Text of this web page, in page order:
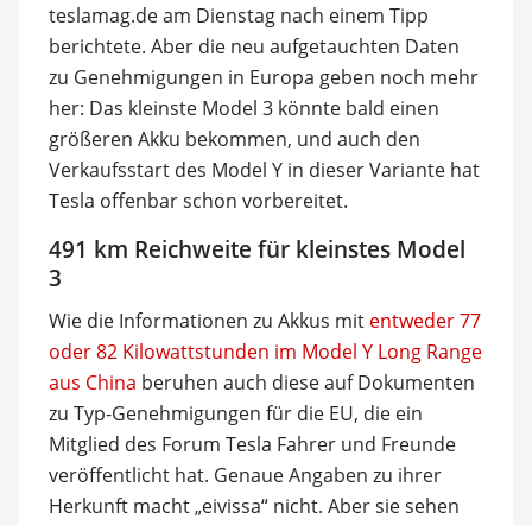
teslamag.de am Dienstag nach einem Tipp
berichtete. Aber die neu aufgetauchten Daten
zu Genehmigungen in Europa geben noch mehr
her: Das kleinste Model 3 könnte bald einen
größeren Akku bekommen, und auch den
Verkaufsstart des Model Y in dieser Variante hat
Tesla offenbar schon vorbereitet.
491 km Reichweite für kleinstes Model
3
Wie die Informationen zu Akkus mit entweder 77
oder 82 Kilowattstunden im Model Y Long Range
aus China beruhen auch diese auf Dokumenten
zu Typ-Genehmigungen für die EU, die ein
Mitglied des Forum Tesla Fahrer und Freunde
veröffentlicht hat. Genaue Angaben zu ihrer
Herkunft macht „eivissa“ nicht. Aber sie sehen